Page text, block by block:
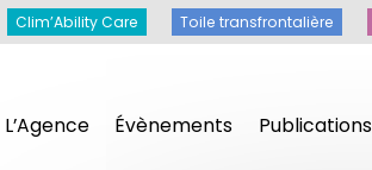
L’Agence Évènements Publications
Clim’Ability Care Toile transfrontalière